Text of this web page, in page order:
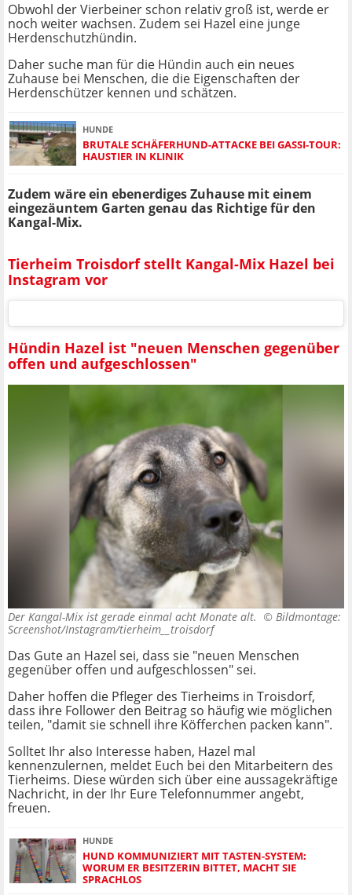
Obwohl der Vierbeiner schon relativ groß ist, werde er
noch weiter wachsen. Zudem sei Hazel eine junge
Herdenschutzhündin.
Daher suche man für die Hündin auch ein neues
Zuhause bei Menschen, die die Eigenschaften der
Herdenschützer kennen und schätzen.
HUNDE
BRUTALE SCHÄFERHUND-ATTACKE BEI GASSI-TOUR:
HAUSTIER IN KLINIK
Zudem wäre ein ebenerdiges Zuhause mit einem
eingezäuntem Garten genau das Richtige für den
Kangal-Mix.
Tierheim Troisdorf stellt Kangal-Mix Hazel bei
Instagram vor
Hündin Hazel ist "neuen Menschen gegenüber
offen und aufgeschlossen"
Der Kangal-Mix ist gerade einmal acht Monate alt. © Bildmontage:
Screenshot/Instagram/tierheim__troisdorf
Das Gute an Hazel sei, dass sie "neuen Menschen
gegenüber offen und aufgeschlossen" sei.
Daher hoffen die Pfleger des Tierheims in Troisdorf,
dass ihre Follower den Beitrag so häufig wie möglichen
teilen, "damit sie schnell ihre Köfferchen packen kann".
Solltet Ihr also Interesse haben, Hazel mal
kennenzulernen, meldet Euch bei den Mitarbeitern des
Tierheims. Diese würden sich über eine aussagekräftige
Nachricht, in der Ihr Eure Telefonnummer angebt,
freuen.
HUNDE
HUND KOMMUNIZIERT MIT TASTEN-SYSTEM:
WORUM ER BESITZERIN BITTET, MACHT SIE
SPRACHLOS